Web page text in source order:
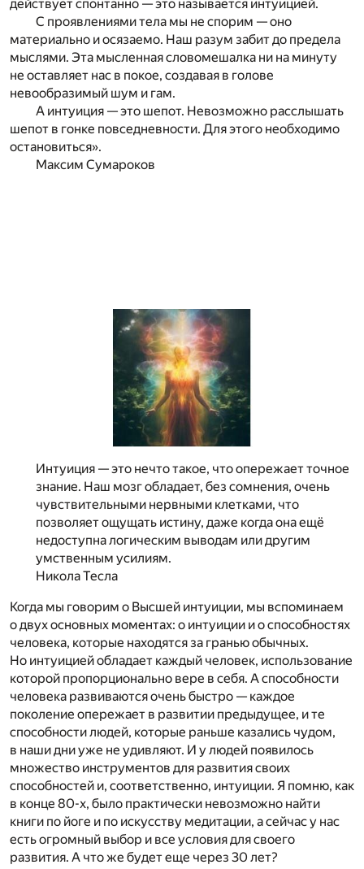
действует спонтанно — это называется интуицией.
С проявлениями тела мы не спорим — оно
материально и осязаемо. Наш разум забит до предела
мыслями. Эта мысленная словомешалка ни на минуту
не оставляет нас в покое, создавая в голове
невообразимый шум и гам.
А интуиция — это шепот. Невозможно расслышать
шепот в гонке повседневности. Для этого необходимо
остановиться».
Максим Сумароков
Интуиция — это нечто такое, что опережает точное
знание. Наш мозг обладает, без сомнения, очень
чувствительными нервными клетками, что
позволяет ощущать истину, даже когда она ещё
недоступна логическим выводам или другим
умственным усилиям.
Никола Тесла
Когда мы говорим о Высшей интуиции, мы вспоминаем
о двух основных моментах: о интуиции и о способностях
человека, которые находятся за гранью обычных.
Но интуицией обладает каждый человек, использование
которой пропорционально вере в себя. А способности
человека развиваются очень быстро — каждое
поколение опережает в развитии предыдущее, и те
способности людей, которые раньше казались чудом,
в наши дни уже не удивляют. И у людей появилось
множество инструментов для развития своих
способностей и, соответственно, интуиции. Я помню, как
в конце 80-х, было практически невозможно найти
книги по йоге и по искусству медитации, а сейчас у нас
есть огромный выбор и все условия для своего
развития. А что же будет еще через 30 лет?